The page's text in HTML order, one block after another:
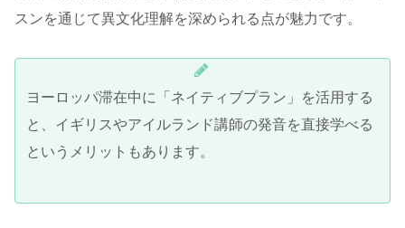
スンを通じて異文化理解を深められる点が魅力です。
ヨーロッパ滞在中に「ネイティブプラン」を活用する
と、イギリスやアイルランド講師の発音を直接学べる
というメリットもあります。